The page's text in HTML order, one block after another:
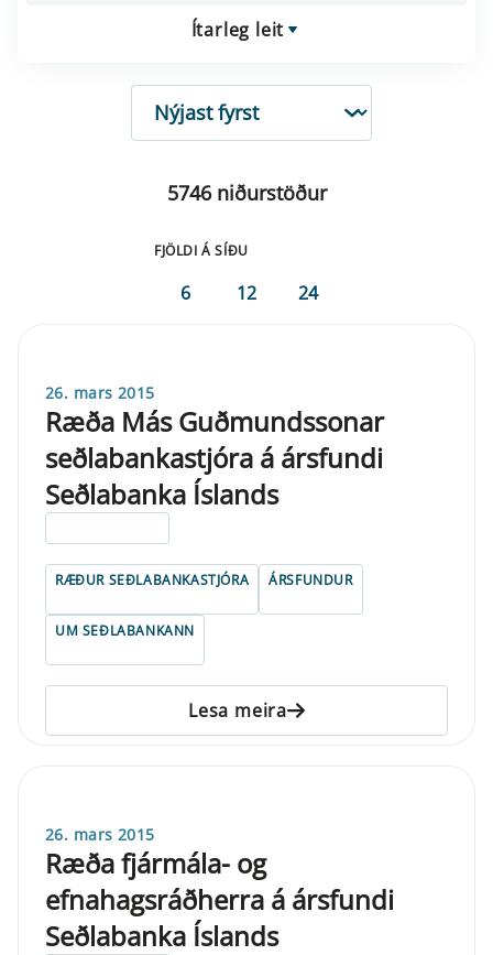
Ítarleg leit
RÖÐUN
5746 niðurstöður
FJÖLDI Á SÍÐU
6 12 24
26. mars 2015
Ræða Más Guðmundssonar
seðlabankastjóra á ársfundi
Seðlabanka Íslands
RÆÐUR SEÐLABANKASTJÓRA ÁRSFUNDUR
UM SEÐLABANKANN
Lesa meira
26. mars 2015
Ræða fjármála- og
efnahagsráðherra á ársfundi
Seðlabanka Íslands